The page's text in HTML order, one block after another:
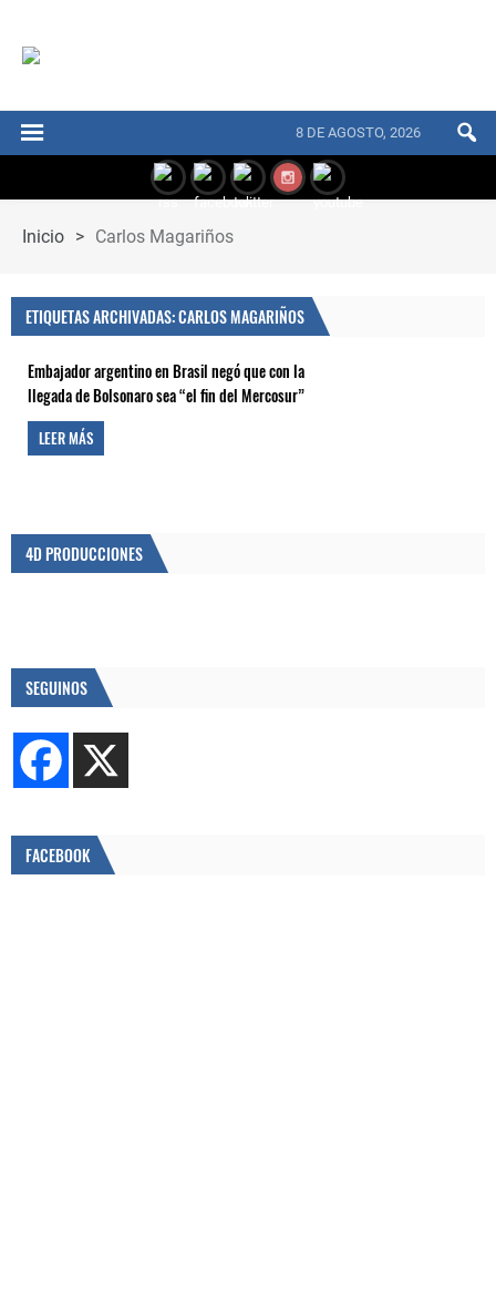
8 DE AGOSTO, 2026
Inicio > Carlos Magariños
ETIQUETAS ARCHIVADAS: CARLOS MAGARIÑOS
Embajador argentino en Brasil negó que con la
llegada de Bolsonaro sea “el fin del Mercosur”
LEER MÁS
4D PRODUCCIONES
SEGUINOS
FACEBOOK